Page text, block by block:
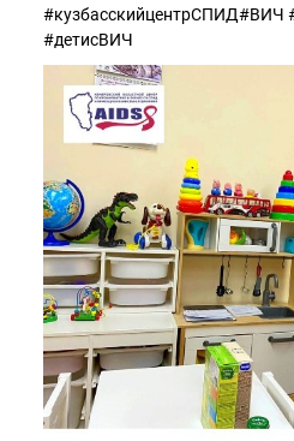
#кузбасскийцентрСПИД#ВИЧ
#детисВИЧ